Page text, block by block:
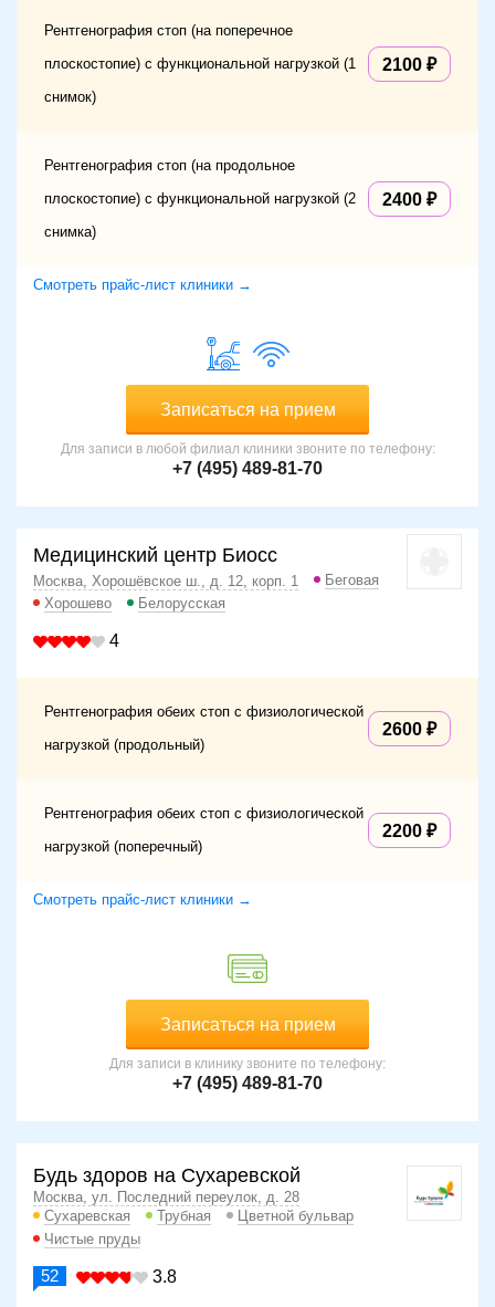
Рентгенография стоп (на поперечное
плоскостопие) с функциональной нагрузкой (1
снимок)
2100
Рентгенография стоп (на продольное
плоскостопие) с функциональной нагрузкой (2
снимка)
2400
Смотреть прайс-лист клиники →
Записаться на прием
Для записи в любой филиал клиники звоните по телефону:
+7 (495) 489-81-70
Медицинский центр Биосс
Москва, Хорошёвское ш., д. 12, корп. 1
Беговая
Хорошево
Белорусская
4
Рентгенография обеих стоп с физиологической
нагрузкой (продольный)
2600
Рентгенография обеих стоп с физиологической
нагрузкой (поперечный)
2200
Смотреть прайс-лист клиники →
Записаться на прием
Для записи в клинику звоните по телефону:
+7 (495) 489-81-70
Будь здоров на Сухаревской
Москва, ул. Последний переулок, д. 28
Сухаревская
Трубная
Цветной бульвар
Чистые пруды
52 3.8